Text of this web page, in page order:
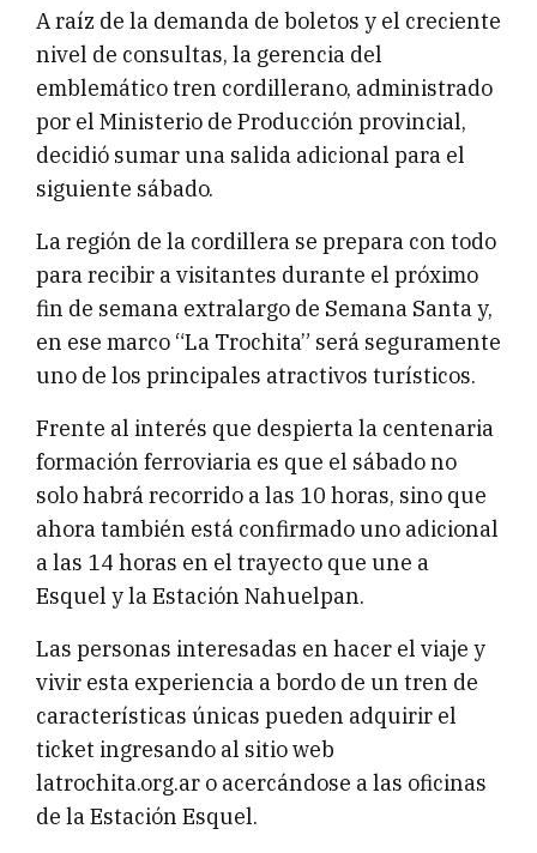
A raíz de la demanda de boletos y el creciente
nivel de consultas, la gerencia del
emblemático tren cordillerano, administrado
por el Ministerio de Producción provincial,
decidió sumar una salida adicional para el
siguiente sábado.
La región de la cordillera se prepara con todo
para recibir a visitantes durante el próximo
fin de semana extralargo de Semana Santa y,
en ese marco “La Trochita” será seguramente
uno de los principales atractivos turísticos.
Frente al interés que despierta la centenaria
formación ferroviaria es que el sábado no
solo habrá recorrido a las 10 horas, sino que
ahora también está confirmado uno adicional
a las 14 horas en el trayecto que une a
Esquel y la Estación Nahuelpan.
Las personas interesadas en hacer el viaje y
vivir esta experiencia a bordo de un tren de
características únicas pueden adquirir el
ticket ingresando al sitio web
latrochita.org.ar o acercándose a las oficinas
de la Estación Esquel.